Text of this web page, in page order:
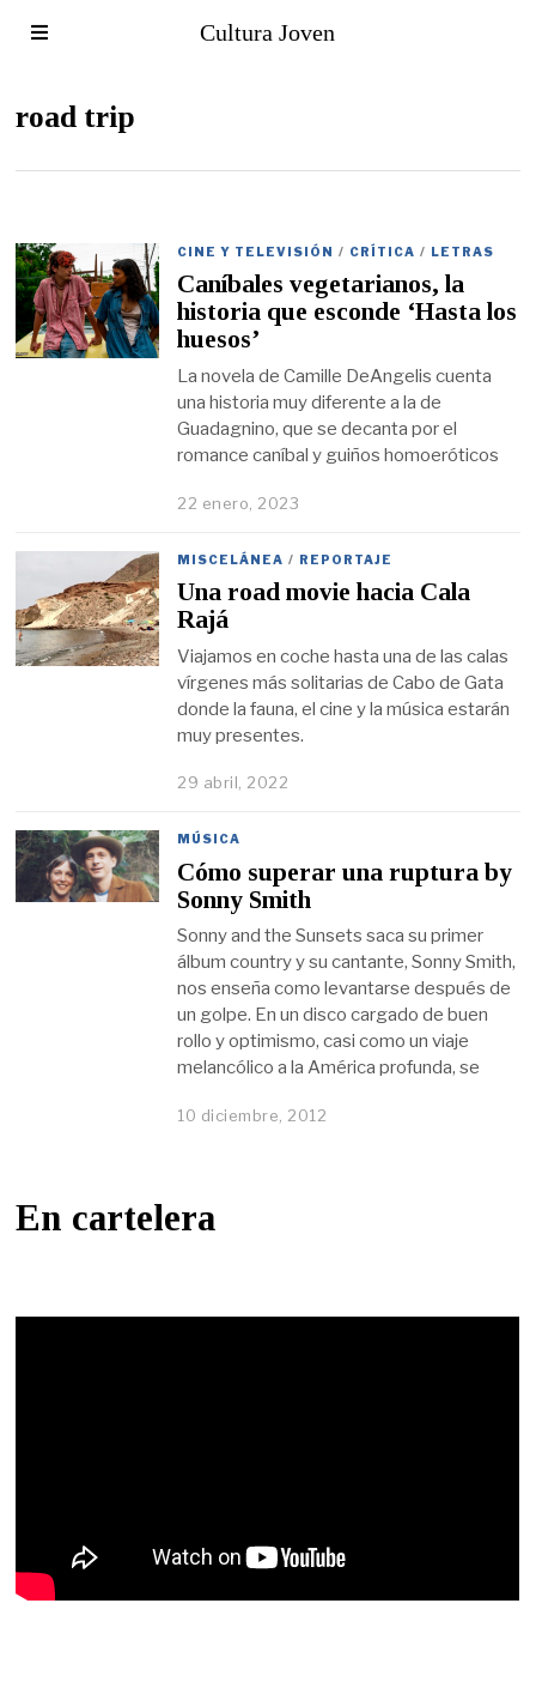
Cultura Joven
road trip
CINE Y TELEVISIÓN / CRÍTICA / LETRAS
Caníbales vegetarianos, la
historia que esconde ‘Hasta los
huesos’
La novela de Camille DeAngelis cuenta
una historia muy diferente a la de
Guadagnino, que se decanta por el
romance caníbal y guiños homoeróticos
22 enero, 2023
MISCELÁNEA / REPORTAJE
Una road movie hacia Cala
Rajá
Viajamos en coche hasta una de las calas
vírgenes más solitarias de Cabo de Gata
donde la fauna, el cine y la música estarán
muy presentes.
29 abril, 2022
MÚSICA
Cómo superar una ruptura by
Sonny Smith
Sonny and the Sunsets saca su primer
álbum country y su cantante, Sonny Smith,
nos enseña como levantarse después de
un golpe. En un disco cargado de buen
rollo y optimismo, casi como un viaje
melancólico a la América profunda, se
10 diciembre, 2012
En cartelera